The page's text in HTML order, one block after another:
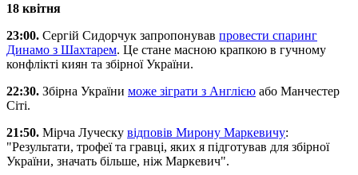
18 квітня
23:00. Сергій Сидорчук запропонував провести спаринг
Динамо з Шахтарем. Це стане масною крапкою в гучному
конфлікті киян та збірної України.
22:30. Збірна України може зіграти з Англією або Манчестер
Сіті.
21:50. Мірча Луческу відповів Мирону Маркевичу:
"Результати, трофеї та гравці, яких я підготував для збірної
України, значать більше, ніж Маркевич".